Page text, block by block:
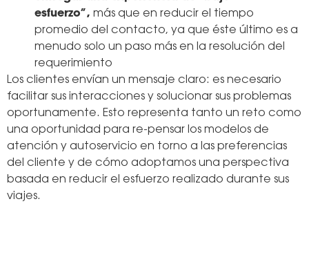
esfuerzo”, más que en reducir el tiempo
promedio del contacto, ya que éste último es a
menudo solo un paso más en la resolución del
requerimiento
Los clientes envían un mensaje claro: es necesario
facilitar sus interacciones y solucionar sus problemas
oportunamente. Esto representa tanto un reto como
una oportunidad para re-pensar los modelos de
atención y autoservicio en torno a las preferencias
del cliente y de cómo adoptamos una perspectiva
basada en reducir el esfuerzo realizado durante sus
viajes.